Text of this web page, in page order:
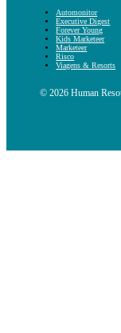
Automonitor
Executive Digest
Forever Young
Kids Marketeer
Marketeer
Risco
Viagens & Resorts
© 2026 Human